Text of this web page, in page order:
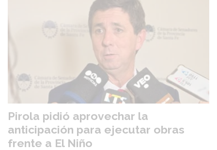
Pirola pidió aprovechar la
anticipación para ejecutar obras
frente a El Niño